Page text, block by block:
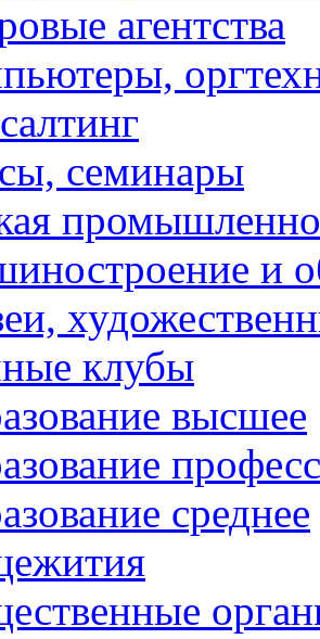
агентства
семинары
и
клубы
высшее
среднее